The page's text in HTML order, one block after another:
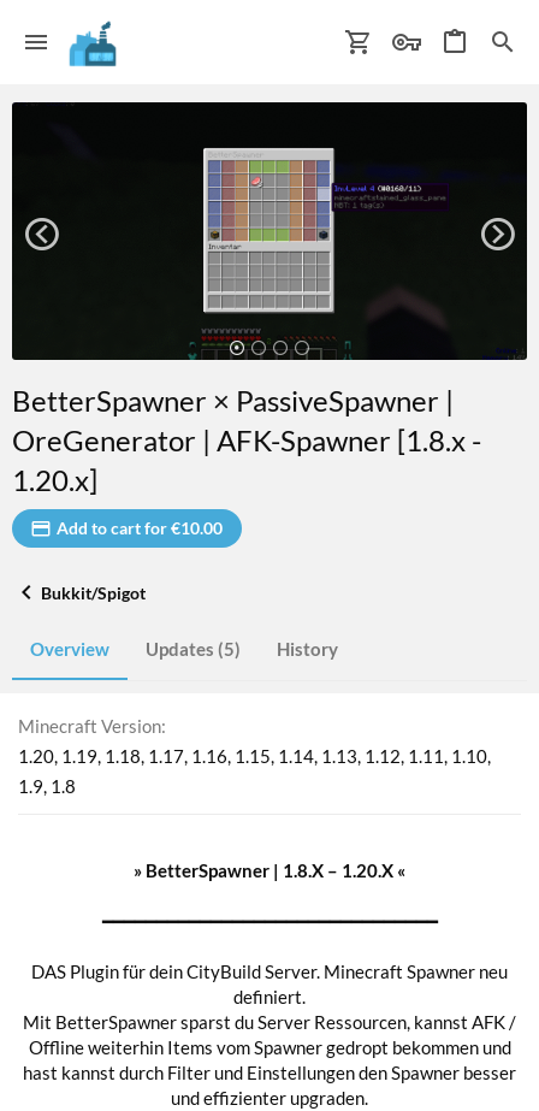
BetterSpawner × PassiveSpawner |
OreGenerator | AFK-Spawner [1.8.x -
1.20.x]
Add to cart for €10.00
Bukkit/Spigot
Overview Updates (5) History
Minecraft Version
1.20 1.19 1.18 1.17 1.16 1.15 1.14 1.13 1.12 1.11 1.10
1.9 1.8
» BetterSpawner | 1.8.X – 1.20.X «
━━━━━━━━━━━━━━━━━━━━━━━━━━━━━━━
DAS Plugin für dein CityBuild Server. Minecraft Spawner neu
definiert.
Mit BetterSpawner sparst du Server Ressourcen, kannst AFK /
Offline weiterhin Items vom Spawner gedropt bekommen und
hast kannst durch Filter und Einstellungen den Spawner besser
und effizienter upgraden.